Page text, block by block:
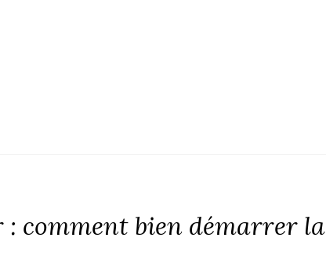
: comment bien démarrer la